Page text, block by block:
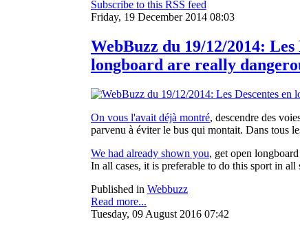
Subscribe to this RSS feed
Friday, 19 December 2014 08:03
WebBuzz du 19/12/2014:
longboard are really
On vous l'avait déjà montré, descendre des
parvenu à éviter le bus qui montait. Dans tous
We had already shown you, get open
In all cases, it is preferable to do this sport in
Published in Webbuzz
Read more...
Tuesday, 09 August 2016 07:42